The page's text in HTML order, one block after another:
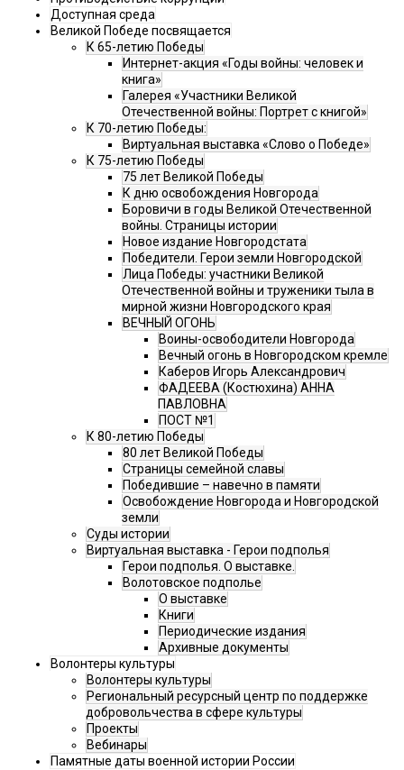
Доступная среда
Великой Победе посвящается
К 65-летию Победы
Интернет-акция «Годы войны: человек и
книга»
Галерея «Участники Великой
Отечественной войны: Портрет с книгой»
К 70-летию Победы:
Виртуальная выставка «Слово о Победе»
К 75-летию Победы
75 лет Великой Победы
К дню освобождения Новгорода
Боровичи в годы Великой Отечественной
войны. Страницы истории
Новое издание Новгородстата
Победители. Герои земли Новгородской
Лица Победы: участники Великой
Отечественной войны и труженики тыла в
мирной жизни Новгородского края
ВЕЧНЫЙ ОГОНЬ
Воины-освободители Новгорода
Вечный огонь в Новгородском кремле
Каберов Игорь Александрович
ФАДЕЕВА (Костюхина) АННА
ПАВЛОВНА
ПОСТ №1
К 80-летию Победы
80 лет Великой Победы
Страницы семейной славы
Победившие – навечно в памяти
Освобождение Новгорода и Новгородской
земли
Суды истории
Виртуальная выставка - Герои подполья
Герои подполья. О выставке.
Волотовское подполье
О выставке
Книги
Периодические издания
Архивные документы
Волонтеры культуры
Волонтеры культуры
Региональный ресурсный центр по поддержке
добровольчества в сфере культуры
Проекты
Вебинары
Памятные даты военной истории России